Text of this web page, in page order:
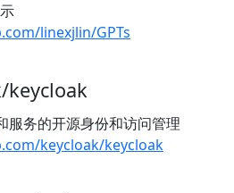
linexjlin/GPTs
keycloak
服务的开源身份和访问管理
keycloak/keycloak